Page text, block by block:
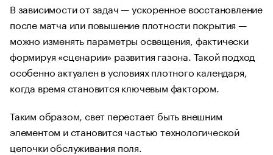
В зависимости от задач — ускоренное восстановление
после матча или повышение плотности покрытия —
можно изменять параметры освещения, фактически
формируя «сценарии» развития газона. Такой подход
особенно актуален в условиях плотного календаря,
когда время становится ключевым фактором.
Таким образом, свет перестает быть внешним
элементом и становится частью технологической
цепочки обслуживания поля.